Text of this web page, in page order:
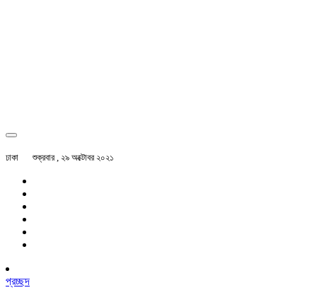
ঢাকা শুক্রবার , ২৯ অক্টোবর ২০২১
প্রচ্ছদ